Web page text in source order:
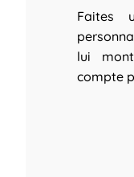
Faites
lui
compte